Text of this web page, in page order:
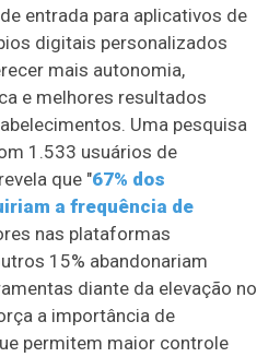
entrada para aplicativos de
digitais personalizados
mais autonomia,
e melhores resultados
Uma pesquisa
1.533 usuários de
que "67% dos
a frequência de
nas plataformas
15% abandonariam
diante da elevação no
a importância de
permitem maior controle